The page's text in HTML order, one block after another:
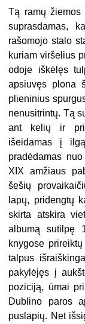
Tą ramų žiemos
suprasdamas,
rašomojo stalo
kuriam viršelius
odoje iškėlęs
apsiuvęs plona
plieninius
nenusitrintų. Tą
ant kelių ir
išeidamas į
pradėdamas
XIX amžiaus
šešių
lapų, pridengtų
skirta atskira
albumą sutilpę
knygose
talpus
pakylėjęs į
poziciją, ūmai
Dublino paros
puslapių. Net